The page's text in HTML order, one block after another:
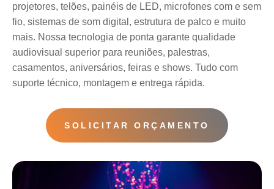
projetores, telões, painéis de LED, microfones com e sem
fio, sistemas de som digital, estrutura de palco e muito
mais. Nossa tecnologia de ponta garante qualidade
audiovisual superior para reuniões, palestras,
casamentos, aniversários, feiras e shows. Tudo com
suporte técnico, montagem e entrega rápida.
SOLICITAR ORÇAMENTO